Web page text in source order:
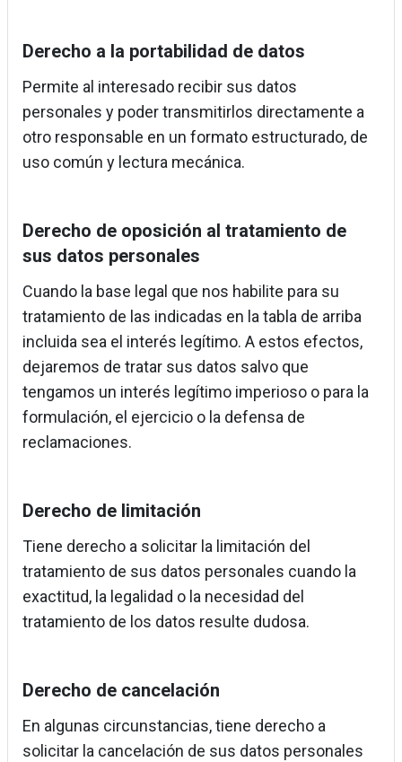
Derecho a la portabilidad de datos
Permite al interesado recibir sus datos
personales y poder transmitirlos directamente a
otro responsable en un formato estructurado, de
uso común y lectura mecánica.
Derecho de oposición al tratamiento de
sus datos personales
Cuando la base legal que nos habilite para su
tratamiento de las indicadas en la tabla de arriba
incluida sea el interés legítimo. A estos efectos,
dejaremos de tratar sus datos salvo que
tengamos un interés legítimo imperioso o para la
formulación, el ejercicio o la defensa de
reclamaciones.
Derecho de limitación
Tiene derecho a solicitar la limitación del
tratamiento de sus datos personales cuando la
exactitud, la legalidad o la necesidad del
tratamiento de los datos resulte dudosa.
Derecho de cancelación
En algunas circunstancias, tiene derecho a
solicitar la cancelación de sus datos personales